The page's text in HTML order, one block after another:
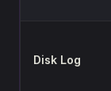
Disk Log